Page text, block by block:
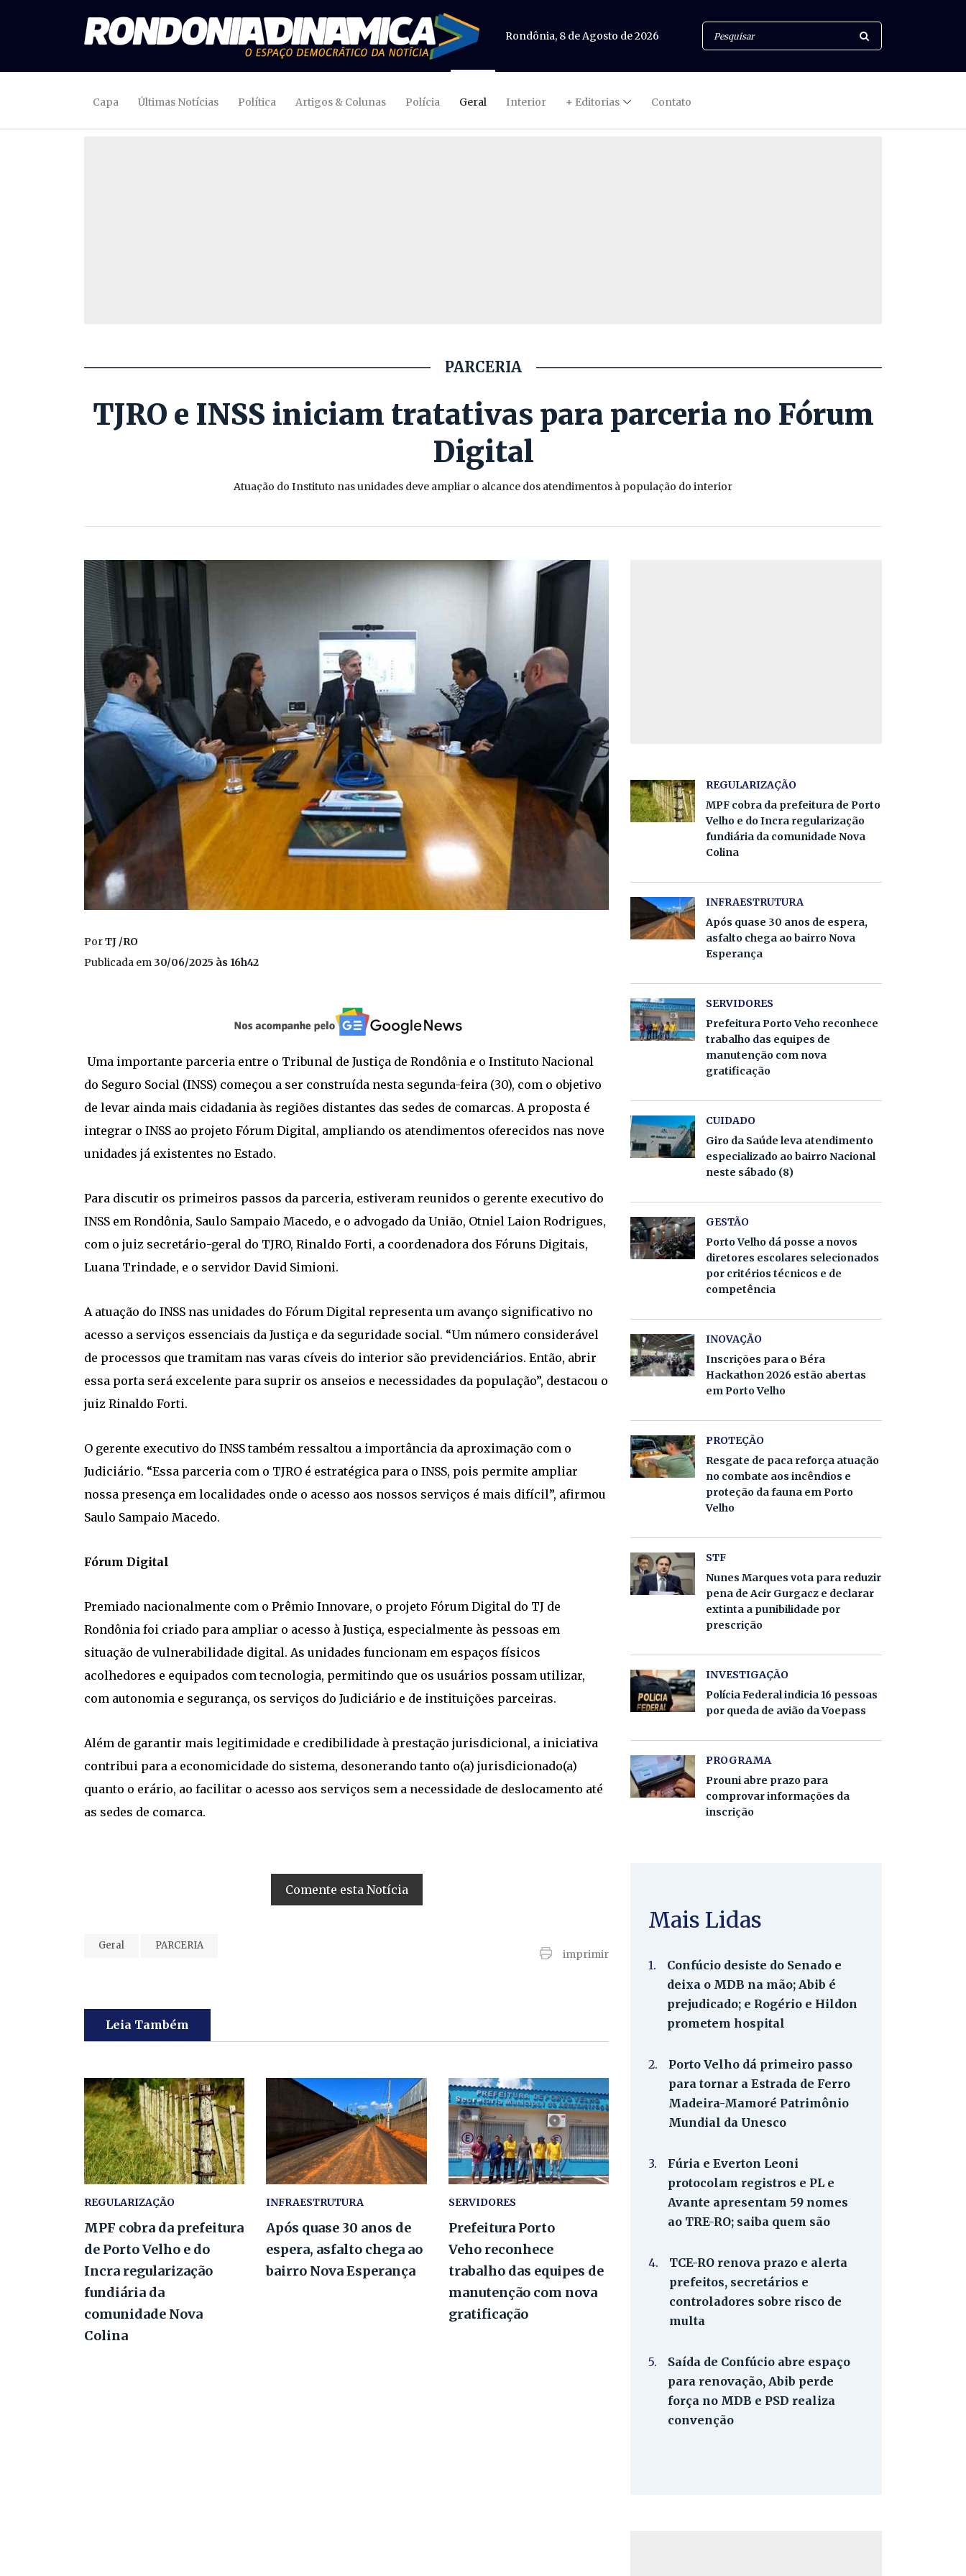
Rondônia, 8 de Agosto de 2026
Capa Últimas Notícias Política Artigos & Colunas Polícia Geral Interior + Editorias Contato
PARCERIA
TJRO e INSS iniciam tratativas para parceria no Fórum
Digital
Atuação do Instituto nas unidades deve ampliar o alcance dos atendimentos à população do interior
PorTJ /RO
Publicada em 30/06/2025 às 16h42
Uma importante parceria entre o Tribunal de Justiça de Rondônia e o Instituto Nacional
do Seguro Social (INSS) começou a ser construída nesta segunda-feira (30), com o objetivo
de levar ainda mais cidadania às regiões distantes das sedes de comarcas. A proposta é
integrar o INSS ao projeto Fórum Digital, ampliando os atendimentos oferecidos nas nove
unidades já existentes no Estado.
Para discutir os primeiros passos da parceria, estiveram reunidos o gerente executivo do
INSS em Rondônia, Saulo Sampaio Macedo, e o advogado da União, Otniel Laion Rodrigues,
com o juiz secretário-geral do TJRO, Rinaldo Forti, a coordenadora dos Fóruns Digitais,
Luana Trindade, e o servidor David Simioni.
A atuação do INSS nas unidades do Fórum Digital representa um avanço significativo no
acesso a serviços essenciais da Justiça e da seguridade social. “Um número considerável
de processos que tramitam nas varas cíveis do interior são previdenciários. Então, abrir
essa porta será excelente para suprir os anseios e necessidades da população”, destacou o
juiz Rinaldo Forti.
O gerente executivo do INSS também ressaltou a importância da aproximação com o
Judiciário. “Essa parceria com o TJRO é estratégica para o INSS, pois permite ampliar
nossa presença em localidades onde o acesso aos nossos serviços é mais difícil”, afirmou
Saulo Sampaio Macedo.
Fórum Digital
Premiado nacionalmente com o Prêmio Innovare, o projeto Fórum Digital do TJ de
Rondônia foi criado para ampliar o acesso à Justiça, especialmente às pessoas em
situação de vulnerabilidade digital. As unidades funcionam em espaços físicos
acolhedores e equipados com tecnologia, permitindo que os usuários possam utilizar,
com autonomia e segurança, os serviços do Judiciário e de instituições parceiras.
Além de garantir mais legitimidade e credibilidade à prestação jurisdicional, a iniciativa
contribui para a economicidade do sistema, desonerando tanto o(a) jurisdicionado(a)
quanto o erário, ao facilitar o acesso aos serviços sem a necessidade de deslocamento até
as sedes de comarca.
Comente esta Notícia
Geral PARCERIA
imprimir
Leia Também
REGULARIZAÇÃO
MPF cobra da prefeitura
de Porto Velho e do
Incra regularização
fundiária da
comunidade Nova
Colina
INFRAESTRUTURA
Após quase 30 anos de
espera, asfalto chega ao
bairro Nova Esperança
SERVIDORES
Prefeitura Porto
Veho reconhece
trabalho das equipes de
manutenção com nova
gratificação
REGULARIZAÇÃO
MPF cobra da prefeitura de Porto
Velho e do Incra regularização
fundiária da comunidade Nova
Colina
INFRAESTRUTURA
Após quase 30 anos de espera,
asfalto chega ao bairro Nova
Esperança
SERVIDORES
Prefeitura Porto Veho reconhece
trabalho das equipes de
manutenção com nova
gratificação
CUIDADO
Giro da Saúde leva atendimento
especializado ao bairro Nacional
neste sábado (8)
GESTÃO
Porto Velho dá posse a novos
diretores escolares selecionados
por critérios técnicos e de
competência
INOVAÇÃO
Inscrições para o Béra
Hackathon 2026 estão abertas
em Porto Velho
PROTEÇÃO
Resgate de paca reforça atuação
no combate aos incêndios e
proteção da fauna em Porto
Velho
STF
Nunes Marques vota para reduzir
pena de Acir Gurgacz e declarar
extinta a punibilidade por
prescrição
INVESTIGAÇÃO
Polícia Federal indicia 16 pessoas
por queda de avião da Voepass
PROGRAMA
Prouni abre prazo para
comprovar informações da
inscrição
Mais Lidas
1.
Confúcio desiste do Senado e
deixa o MDB na mão; Abib é
prejudicado; e Rogério e Hildon
prometem hospital
2.
Porto Velho dá primeiro passo
para tornar a Estrada de Ferro
Madeira-Mamoré Patrimônio
Mundial da Unesco
3.
Fúria e Everton Leoni
protocolam registros e PL e
Avante apresentam 59 nomes
ao TRE-RO; saiba quem são
4.
TCE-RO renova prazo e alerta
prefeitos, secretários e
controladores sobre risco de
multa
5.
Saída de Confúcio abre espaço
para renovação, Abib perde
força no MDB e PSD realiza
convenção